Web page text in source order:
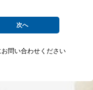
次へ
問い合わせください